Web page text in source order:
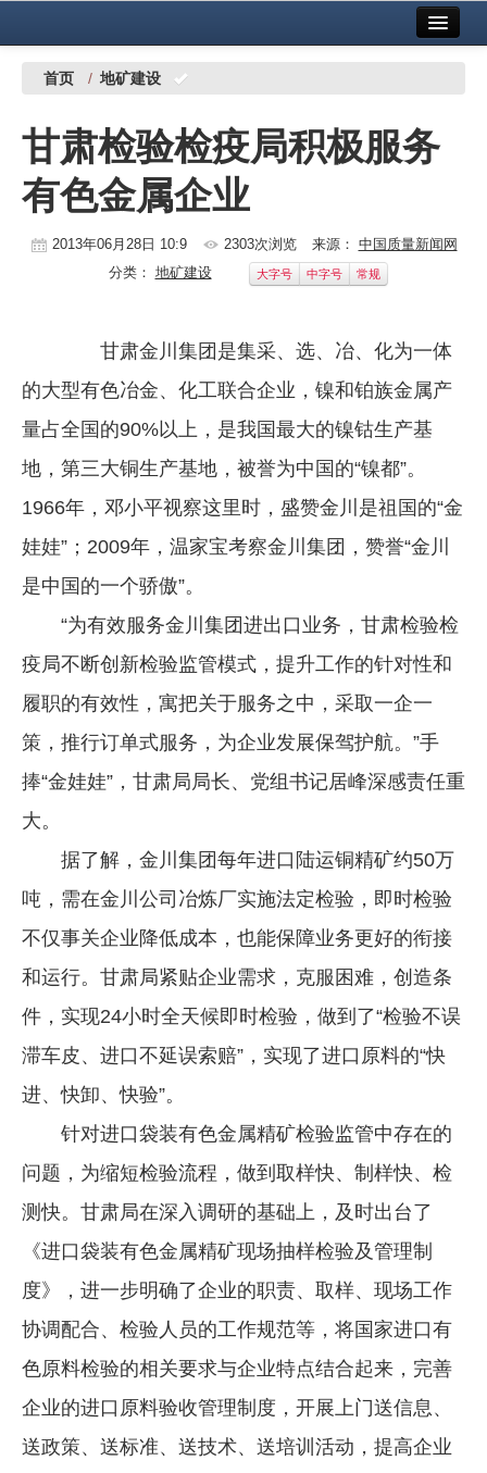
中国有色金属报社主办 广告服务
铜镍铅锌
铝
稀有稀土
镁钛
地矿 建设
党建工作
企业文化
《资源再生》杂志
数字报
首页 / 地矿建设
甘肃检验检疫局积极服务
有色金属企业
2013年06月28日 10:9 2303次浏览 来源： 中国质量新闻网
分类： 地矿建设 大字号 中字号 常规
甘肃金川集团是集采、选、冶、化为一体
的大型有色冶金、化工联合企业，镍和铂族金属产
量占全国的90%以上，是我国最大的镍钴生产基
地，第三大铜生产基地，被誉为中国的“镍都”。
1966年，邓小平视察这里时，盛赞金川是祖国的“金
娃娃”；2009年，温家宝考察金川集团，赞誉“金川
是中国的一个骄傲”。
“为有效服务金川集团进出口业务，甘肃检验检
疫局不断创新检验监管模式，提升工作的针对性和
履职的有效性，寓把关于服务之中，采取一企一
策，推行订单式服务，为企业发展保驾护航。”手
捧“金娃娃”，甘肃局局长、党组书记居峰深感责任重
大。
据了解，金川集团每年进口陆运铜精矿约50万
吨，需在金川公司冶炼厂实施法定检验，即时检验
不仅事关企业降低成本，也能保障业务更好的衔接
和运行。甘肃局紧贴企业需求，克服困难，创造条
件，实现24小时全天候即时检验，做到了“检验不误
滞车皮、进口不延误索赔”，实现了进口原料的“快
进、快卸、快验”。
针对进口袋装有色金属精矿检验监管中存在的
问题，为缩短检验流程，做到取样快、制样快、检
测快。甘肃局在深入调研的基础上，及时出台了
《进口袋装有色金属精矿现场抽样检验及管理制
度》，进一步明确了企业的职责、取样、现场工作
协调配合、检验人员的工作规范等，将国家进口有
色原料检验的相关要求与企业特点结合起来，完善
企业的进口原料验收管理制度，开展上门送信息、
送政策、送标准、送技术、送培训活动，提高企业